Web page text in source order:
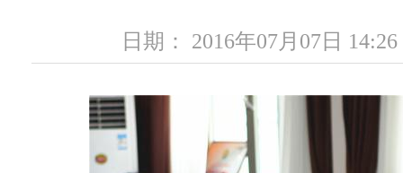
日期： 2016年07月07日